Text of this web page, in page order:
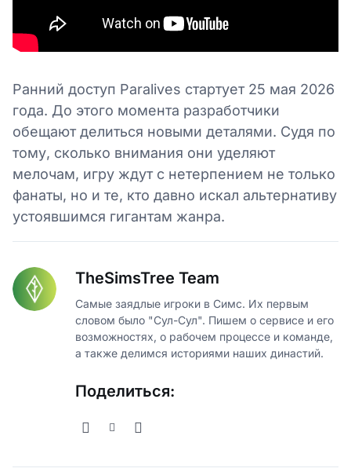
Ранний доступ Paralives стартует 25 мая 2026
года. До этого момента разработчики
обещают делиться новыми деталями. Судя по
тому, сколько внимания они уделяют
мелочам, игру ждут с нетерпением не только
фанаты, но и те, кто давно искал альтернативу
устоявшимся гигантам жанра.
TheSimsTree Team
Самые заядлые игроки в Симс. Их первым
словом было "Сул-Сул". Пишем о сервисе и его
возможностях, о рабочем процессе и команде,
а также делимся историями наших династий.
Поделиться: